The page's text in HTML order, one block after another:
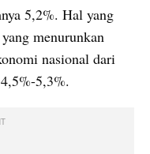
5,2%. Hal yang
menurunkan
nasional dari
5,3%.